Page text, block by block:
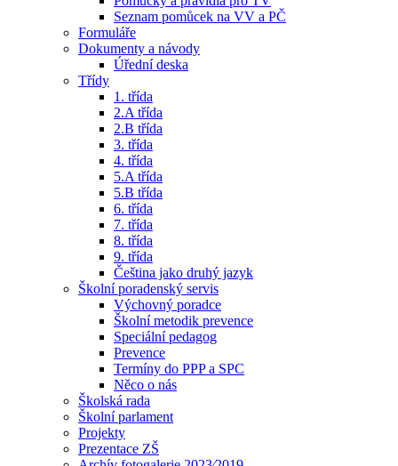
Seznam pomůcek na VV a PČ
Formuláře
Dokumenty a návody
Úřední deska
Třídy
1. třída
2.A třída
2.B třída
3. třída
4. třída
5.A třída
5.B třída
6. třída
7. třída
8. třída
9. třída
Čeština jako druhý jazyk
Školní poradenský servis
Výchovný poradce
Školní metodik prevence
Speciální pedagog
Prevence
Termíny do PPP a SPC
Něco o nás
Školská rada
Školní parlament
Projekty
Prezentace ZŠ